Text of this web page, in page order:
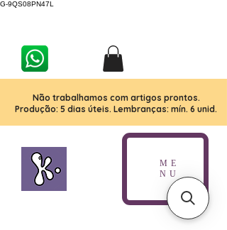
G-9QS08PN47L
Não trabalhamos com artigos prontos.
Produção: 5 dias úteis. Lembranças: mín. 6 unid.
ME
NU